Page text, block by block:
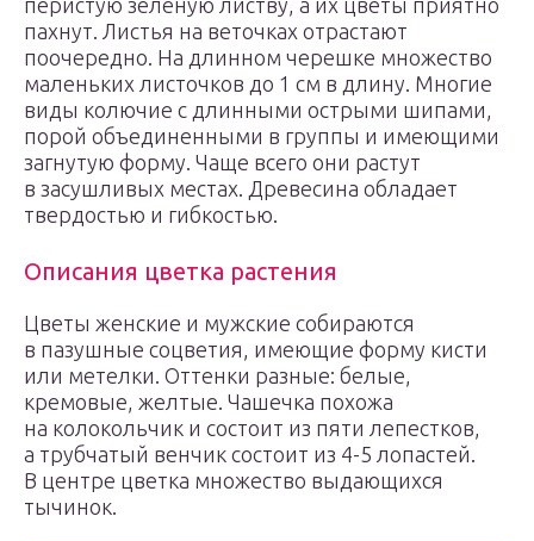
перистую зеленую листву, а их цветы приятно
пахнут. Листья на веточках отрастают
поочередно. На длинном черешке множество
маленьких листочков до 1 см в длину. Многие
виды колючие с длинными острыми шипами,
порой объединенными в группы и имеющими
загнутую форму. Чаще всего они растут
в засушливых местах. Древесина обладает
твердостью и гибкостью.
Описания цветка растения
Цветы женские и мужские собираются
в пазушные соцветия, имеющие форму кисти
или метелки. Оттенки разные: белые,
кремовые, желтые. Чашечка похожа
на колокольчик и состоит из пяти лепестков,
а трубчатый венчик состоит из 4-5 лопастей.
В центре цветка множество выдающихся
тычинок.